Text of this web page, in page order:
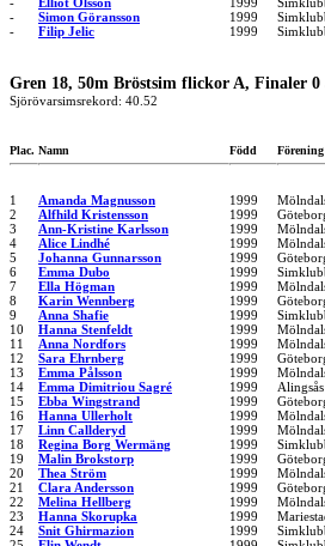
-
Simon Göransson 1999
-
Filip Jelic 1999
Gren 18, 50m Bröstsim flickor A, Finaler 0
Sjörövarsimsrekord: 40.52
Plac. Namn Född Förening
1 Amanda Magnusson 1999
2
Alfhild Kristensson 1999
3
Ann-Kristine Karlsson 1999
4
Alice Lindhé 1999
5
Johanna Gunnarsson 1999
6
Emma Dubo 1999
7
Ella Högman 1999
8
Karin Wennberg 1999
9
Anna Shafie 1999
10
Hanna Stenfeldt 1999
11
Anna Nordfors 1999
12
Sara Ehrnberg 1999
13
Emma Pålsson 1999
14
Emma Dimitriou Sagré 1999
15
Ebba Wingstrand 1999
16
Hanna Ullerholt 1999
17
Linn Callderyd 1999
18
Regina Borg Wermäng 1999
19
Malin Brokstorp 1999
20
Thea Ström 1999
21
Clara Andersson 1999
22
Melina Hellberg 1999
23
Hanna Skorupka 1999
24
Snit Ghirmazion 1999